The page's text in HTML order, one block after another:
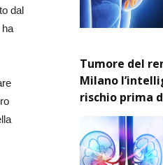
dal
ha
Tumore del
Milano
rischio prima